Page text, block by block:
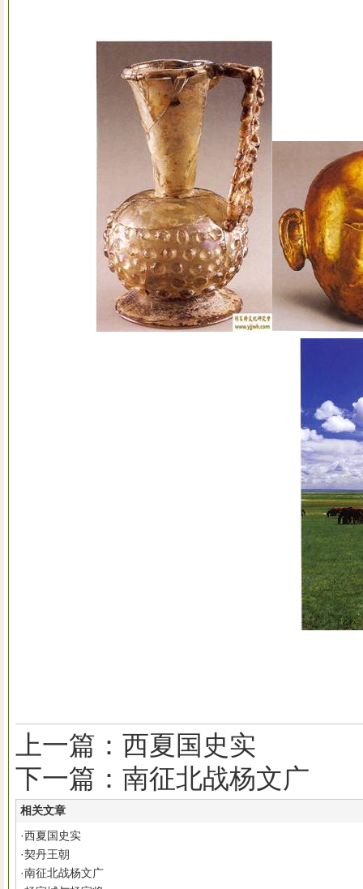
上一篇：西夏国史实
下一篇：南征北战杨文广
相关文章
·西夏国史实
·契丹王朝
·南征北战杨文广